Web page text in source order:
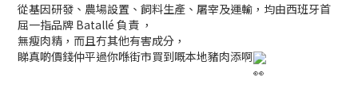
從基因研發、農場設置、飼料生產、屠宰及運輸，均由西班牙首
屈一指品牌 Batallé 負責 ，
無瘦肉精，而且冇其他有害成分，
睇真啲價錢仲平過你喺街市買到嘅本地豬肉添啊